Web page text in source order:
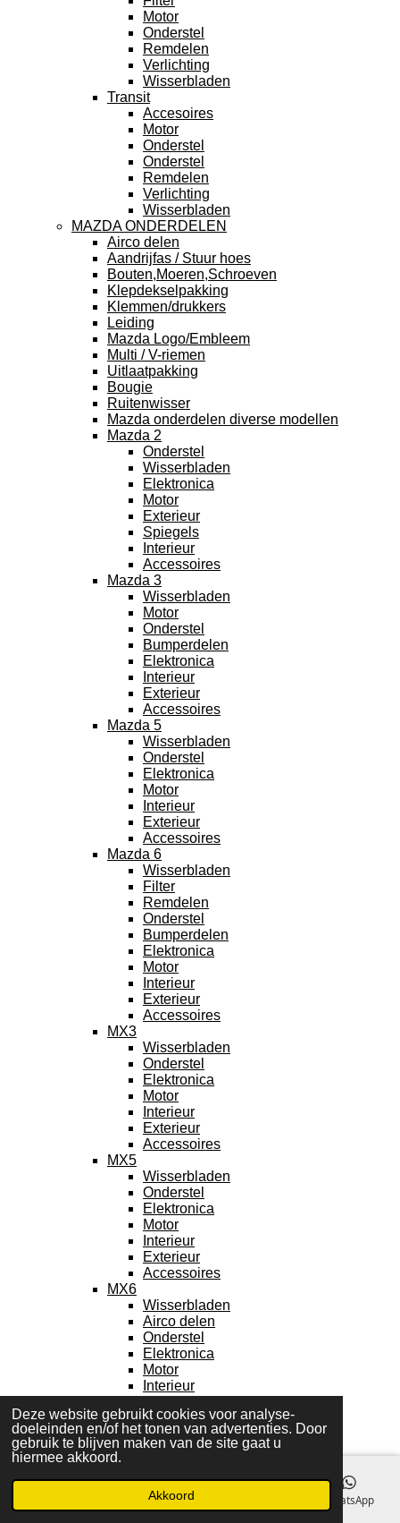
Deze website gebruikt cookies voor analyse-
doeleinden en/of het tonen van advertenties. Door
gebruik te blijven maken van de site gaat u
hiermee akkoord.
Akkoord
Motor
Onderstel
Remdelen
Verlichting
Wisserbladen
Transit
Accesoires
Motor
Onderstel
Onderstel
Remdelen
Verlichting
Wisserbladen
MAZDA ONDERDELEN
Airco delen
Aandrijfas / Stuur hoes
Bouten,Moeren,Schroeven
Klepdekselpakking
Klemmen/drukkers
Leiding
Mazda Logo/Embleem
Multi / V-riemen
Uitlaatpakking
Bougie
Ruitenwisser
Mazda onderdelen diverse modellen
Mazda 2
Onderstel
Wisserbladen
Elektronica
Motor
Exterieur
Spiegels
Interieur
Accessoires
Mazda 3
Wisserbladen
Motor
Onderstel
Bumperdelen
Elektronica
Interieur
Exterieur
Accessoires
Mazda 5
Wisserbladen
Onderstel
Elektronica
Motor
Interieur
Exterieur
Accessoires
Mazda 6
Wisserbladen
Filter
Remdelen
Onderstel
Bumperdelen
Elektronica
Motor
Interieur
Exterieur
Accessoires
MX3
Wisserbladen
Onderstel
Elektronica
Motor
Interieur
Exterieur
Accessoires
MX5
Wisserbladen
Onderstel
Elektronica
Motor
Interieur
Exterieur
Accessoires
MX6
Wisserbladen
Airco delen
Onderstel
Elektronica
Motor
Interieur
Accessoires
RX7
RX8
121
Motor
Koelsysteem
Onderstel
Telefoonnummer WhatsApp